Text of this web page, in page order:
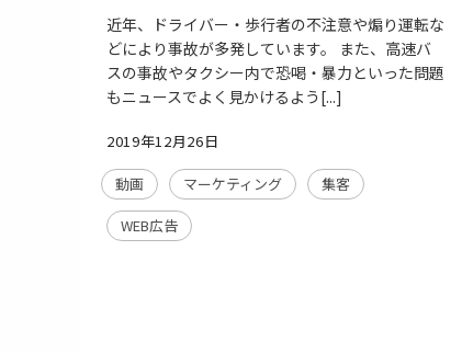
近年、ドライバー・歩行者の不注意や煽り運転な
どにより事故が多発しています。 また、高速バ
スの事故やタクシー内で恐喝・暴力といった問題
もニュースでよく見かけるよう[...]
2019年12月26日
動画 マーケティング
集客
WEB広告